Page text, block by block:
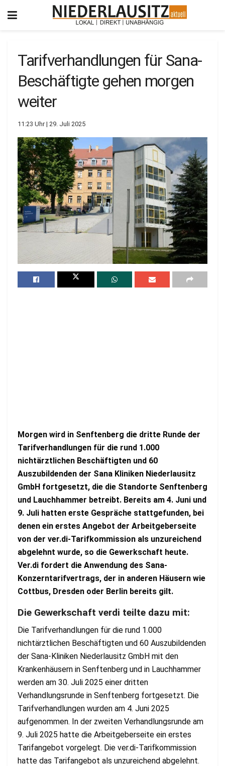
Tarifverhandlungen für Sana-
Beschäftigte gehen morgen
weiter
11:23 Uhr | 29. Juli 2025
Morgen wird in Senftenberg die dritte Runde der
Tarifverhandlungen für die rund 1.000
nichtärztlichen Beschäftigten und 60
Auszubildenden der Sana Kliniken Niederlausitz
GmbH fortgesetzt, die die Standorte Senftenberg
und Lauchhammer betreibt. Bereits am 4. Juni und
9. Juli hatten erste Gespräche stattgefunden, bei
denen ein erstes Angebot der Arbeitgeberseite
von der ver.di-Tarifkommission als unzureichend
abgelehnt wurde, so die Gewerkschaft heute.
Ver.di fordert die Anwendung des Sana-
Konzerntarifvertrags, der in anderen Häusern wie
Cottbus, Dresden oder Berlin bereits gilt.
Die Gewerkschaft verdi teilte dazu mit:
Die Tarifverhandlungen für die rund 1.000
nichtärztlichen Beschäftigten und 60 Auszubildenden
der Sana-Kliniken Niederlausitz GmbH mit den
Krankenhäusern in Senftenberg und in Lauchhammer
werden am 30. Juli 2025 einer dritten
Verhandlungsrunde in Senftenberg fortgesetzt. Die
Tarifverhandlungen wurden am 4. Juni 2025
aufgenommen. In der zweiten Verhandlungsrunde am
9. Juli 2025 hatte die Arbeitgeberseite ein erstes
Tarifangebot vorgelegt. Die ver.di-Tarifkommission
hatte das Tarifangebot als unzureichend abgelehnt.